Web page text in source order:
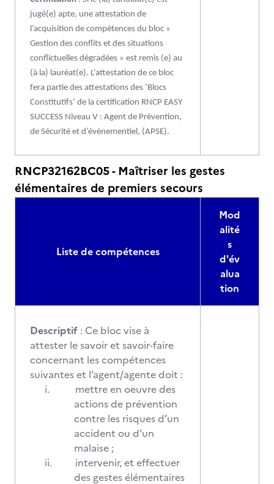
jugé(e) apte, une attestation de
l’acquisition de compétences du bloc «
Gestion des conflits et des situations
conflictuelles dégradées » est remis (e) au
(à la) lauréat(e). L’attestation de ce bloc
fera partie des attestations des ‘Blocs
Constitutifs’ de la certification RNCP EASY
SUCCESS Niveau V : Agent de Prévention,
de Sécurité et d’évènementiel, (APSE).
RNCP32162BC05 - Maîtriser les gestes
élémentaires de premiers secours
Liste de compétences
Mod
alité
s
d'év
alua
tion
Descriptif : Ce bloc vise à
attester le savoir et savoir-faire
concernant les compétences
suivantes et l’agent/agente doit :
i.
mettre en oeuvre des
actions de prévention
contre les risques d’un
accident ou d’un
malaise ;
ii.
intervenir, et effectuer
des gestes élémentaires